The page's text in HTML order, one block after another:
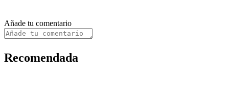
Añade tu comentario
Recomendada